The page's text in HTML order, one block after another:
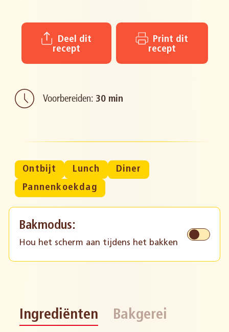
recept
recept
Voorbereiden: 30 min
Ontbijt Lunch
Diner
Pannenkoekdag
Bakmodus:
Hou het scherm aan tijdens het bakken
Ingrediënten Bakgerei